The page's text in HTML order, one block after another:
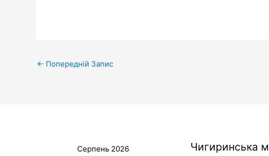
← Попередній Запис
Серпень 2026 Чигиринська